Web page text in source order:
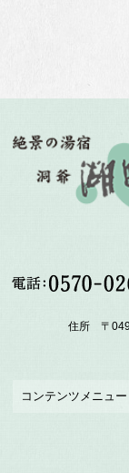
住所 〒
コンテンツメニュー